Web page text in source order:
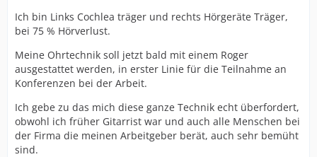
Ich bin Links Cochlea träger und rechts Hörgeräte Träger,
bei 75 % Hörverlust.
Meine Ohrtechnik soll jetzt bald mit einem Roger
ausgestattet werden, in erster Linie für die Teilnahme an
Konferenzen bei der Arbeit.
Ich gebe zu das mich diese ganze Technik echt überfordert,
obwohl ich früher Gitarrist war und auch alle Menschen bei
der Firma die meinen Arbeitgeber berät, auch sehr bemüht
sind.